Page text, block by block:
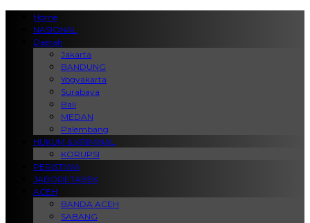
Home
NASIONAL
Daerah
Jakarta
BANDUNG
Yogyakarta
Surabaya
Bali
MEDAN
Palembang
HUKUM & KRIMINAL
KORUPSI
PERISTIWA
JABODETABEK
ACEH
BANDA ACEH
SABANG